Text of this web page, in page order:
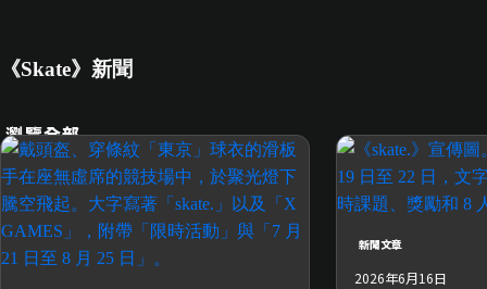
《Skate》新聞
瀏覽全部
新聞文章
2026年6月16日